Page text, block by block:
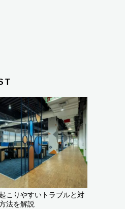
こりやすいトラブルと対
法を解説